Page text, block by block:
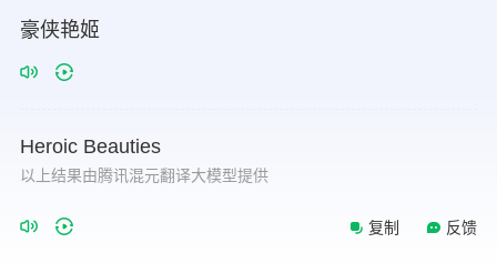
豪侠艳姬
Heroic Beauties
以上结果由腾讯混元翻译大模型提供
复制 反馈